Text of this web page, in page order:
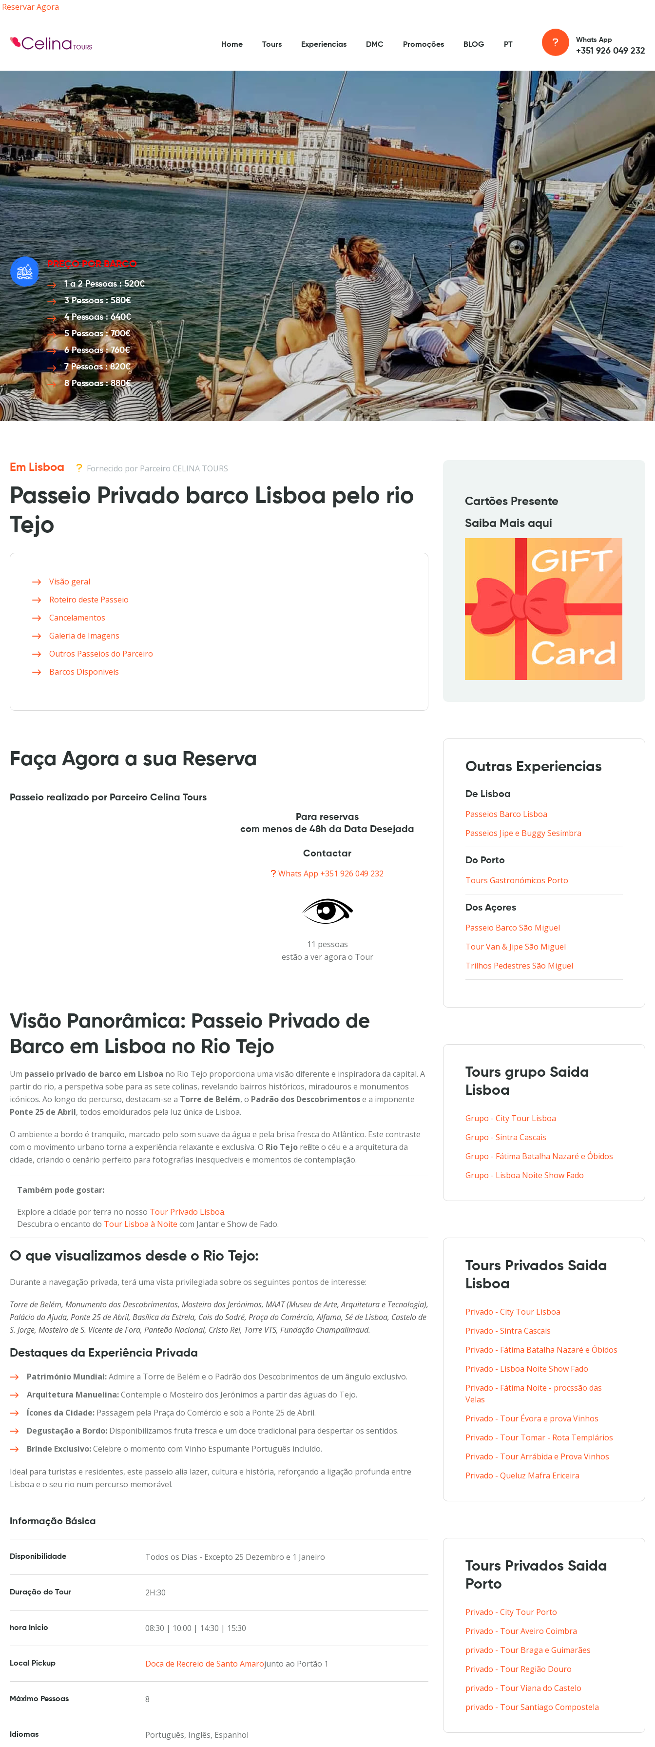
Reservar Agora
Home Tours Experiencias DMC Promoções BLOG PT
Whats App
+351 926 049 232
PREÇO POR BARCO
1 a 2 Pessoas : 520€
3 Pessoas : 580€
4 Pessoas : 640€
5 Pessoas : 700€
6 Pessoas : 760€
7 Pessoas : 820€
8 Pessoas : 880€
Em Lisboa Fornecido por Parceiro CELINA TOURS
Passeio Privado barco Lisboa pelo rio
Tejo
Visão geral
Roteiro deste Passeio
Cancelamentos
Galeria de Imagens
Outros Passeios do Parceiro
Barcos Disponiveis
Faça Agora a sua Reserva
Passeio realizado por Parceiro Celina Tours
Para reservas
com menos de 48h da Data Desejada
Contactar
Whats App +351 926 049 232
11 pessoas
estão a ver agora o Tour
Visão Panorâmica: Passeio Privado de
Barco em Lisboa no Rio Tejo
Um passeio privado de barco em Lisboa no Rio Tejo proporciona uma visão diferente e inspiradora da capital. A
partir do rio, a perspetiva sobe para as sete colinas, revelando bairros históricos, miradouros e monumentos
icónicos. Ao longo do percurso, destacam-se a Torre de Belém, o Padrão dos Descobrimentose a imponente
Ponte 25 de Abril, todos emoldurados pela luz única de Lisboa.
O ambiente a bordo é tranquilo, marcado pelo som suave da água e pela brisa fresca do Atlântico. Este contraste
com o movimento urbano torna a experiência relaxante e exclusiva. O Rio Tejo reflete o céu e a arquitetura da
cidade, criando o cenário perfeito para fotografias inesquecíveis e momentos de contemplação.
Também pode gostar:
Explore a cidade por terra no nosso Tour Privado Lisboa.
Descubra o encanto do Tour Lisboa à Noite com Jantar e Show de Fado.
O que visualizamos desde o Rio Tejo:
Durante a navegação privada, terá uma vista privilegiada sobre os seguintes pontos de interesse:
Torre de Belém, Monumento dos Descobrimentos, Mosteiro dos Jerónimos, MAAT (Museu de Arte, Arquitetura e Tecnologia),
Palácio da Ajuda, Ponte 25 de Abril, Basílica da Estrela, Cais do Sodré, Praça do Comércio, Alfama, Sé de Lisboa, Castelo de
S. Jorge, Mosteiro de S. Vicente de Fora, Panteão Nacional, Cristo Rei, Torre VTS, Fundação Champalimaud.
Destaques da Experiência Privada
Património Mundial:Admire a Torre de Belém e o Padrão dos Descobrimentos de um ângulo exclusivo.
Arquitetura Manuelina:Contemple o Mosteiro dos Jerónimos a partir das águas do Tejo.
Ícones da Cidade: Passagem pela Praça do Comércio e sob a Ponte 25 de Abril.
Degustação a Bordo: Disponibilizamos fruta fresca e um doce tradicional para despertar os sentidos.
Brinde Exclusivo:Celebre o momento com Vinho Espumante Português incluído.
Ideal para turistas e residentes, este passeio alia lazer, cultura e história, reforçando a ligação profunda entre
Lisboa e o seu rio num percurso memorável.
Informação Básica
Disponibilidade Todos os Dias - Excepto 25 Dezembro e 1 Janeiro
Duração do Tour 2H:30
hora Inicio 08:30 | 10:00 | 14:30 | 15:30
Local Pickup Doca de Recreio de Santo Amarojunto ao Portão 1
Máximo Pessoas 8
Idiomas Português, Inglês, Espanhol
Cartões Presente
Saiba Mais aqui
Outras Experiencias
De Lisboa
Passeios Barco Lisboa
Passeios Jipe e Buggy Sesimbra
Do Porto
Tours Gastronómicos Porto
Dos Açores
Passeio Barco São Miguel
Tour Van & Jipe São Miguel
Trilhos Pedestres São Miguel
Tours grupo Saida
Lisboa
Grupo - City Tour Lisboa
Grupo - Sintra Cascais
Grupo - Fátima Batalha Nazaré e Óbidos
Grupo - Lisboa Noite Show Fado
Tours Privados Saida
Lisboa
Privado - City Tour Lisboa
Privado - Sintra Cascais
Privado - Fátima Batalha Nazaré e Óbidos
Privado - Lisboa Noite Show Fado
Privado - Fátima Noite - procssão das
Velas
Privado - Tour Évora e prova Vinhos
Privado - Tour Tomar - Rota Templários
Privado - Tour Arrábida e Prova Vinhos
Privado - Queluz Mafra Ericeira
Tours Privados Saida
Porto
Privado - City Tour Porto
Privado - Tour Aveiro Coimbra
privado - Tour Braga e Guimarães
Privado - Tour Região Douro
privado - Tour Viana do Castelo
privado - Tour Santiago Compostela